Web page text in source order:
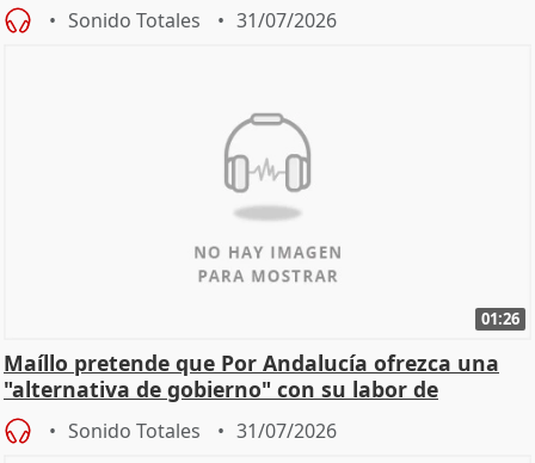
Sonido Totales 31/07/2026
01:26
Maíllo pretende que Por Andalucía ofrezca una
"alternativa de gobierno" con su labor de
oposición
Sonido Totales 31/07/2026